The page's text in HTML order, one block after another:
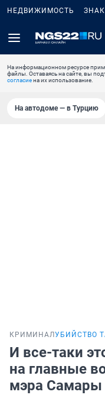
НЕДВИЖИМОСТЬ
На информационном ресурсе
файлы. Оставаясь на сайте, вы
согласиена их использование.
На автодоме — в Турцию
КРИМИНАЛУБИЙСТВО
И все-таки
на главные
мэра Самары